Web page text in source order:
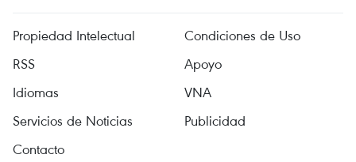
Propiedad Intelectual
Condiciones de Uso
RSS
Apoyo
Idiomas
VNA
Servicios de Noticias
Publicidad
Contacto